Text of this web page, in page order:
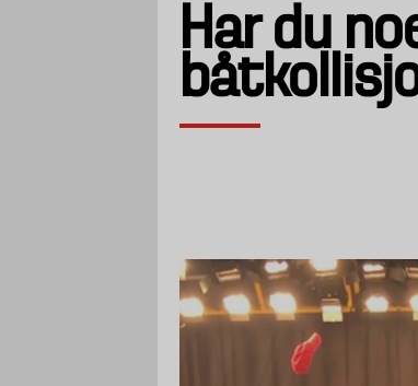
Har du